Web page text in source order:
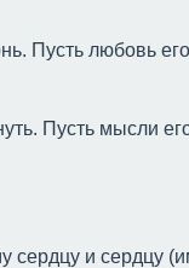
Пусть любовь
Пусть мысли
сердцу и сердцу